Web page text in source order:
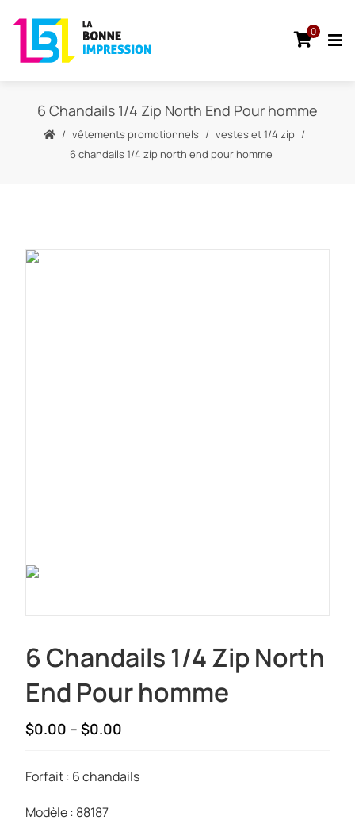
0
6 Chandails 1/4 Zip North End Pour homme
vêtements promotionnels
vestes et 1/4 zip
6 chandails 1/4 zip north end pour homme
6 Chandails 1/4 Zip North
End Pour homme
$0.00 – $0.00
through
Forfait : 6 chandails
Modèle : 88187